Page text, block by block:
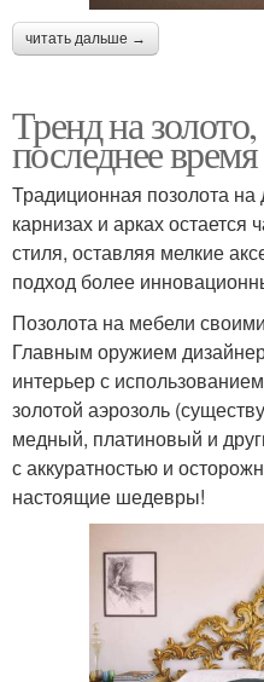
читать дальше →
Тренд на
последнее
Традиционная позолота
карнизах и арках остается
стиля, оставляя мелкие
подход более
Позолота на мебели
Главным оружием
интерьер с
золотой аэрозоль
медный, платиновый и
с аккуратностью и
настоящие шедевры!